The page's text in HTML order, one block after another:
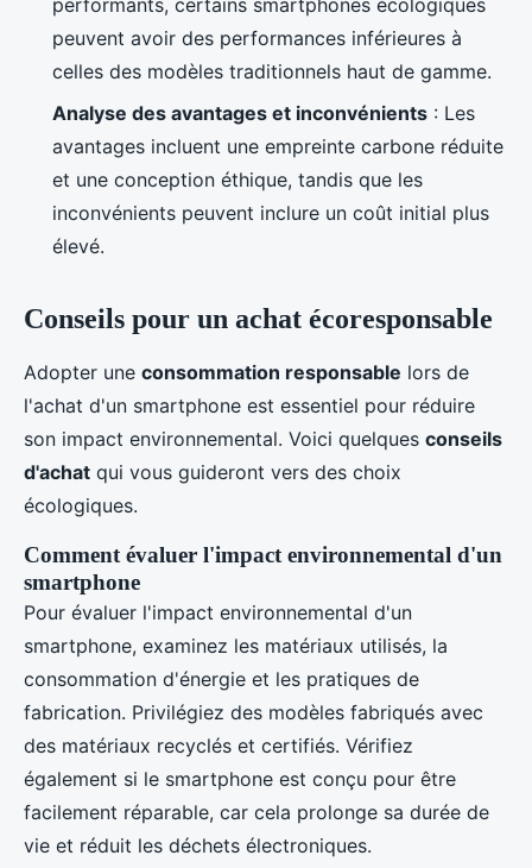
performants, certains smartphones écologiques
peuvent avoir des performances inférieures à
celles des modèles traditionnels haut de gamme.
Analyse des avantages et inconvénients : Les
avantages incluent une empreinte carbone réduite
et une conception éthique, tandis que les
inconvénients peuvent inclure un coût initial plus
élevé.
Conseils pour un achat écoresponsable
Adopter une consommation responsable lors de
l'achat d'un smartphone est essentiel pour réduire
son impact environnemental. Voici quelques conseils
d'achat qui vous guideront vers des choix
écologiques.
Comment évaluer l'impact environnemental d'un
smartphone
Pour évaluer l'impact environnemental d'un
smartphone, examinez les matériaux utilisés, la
consommation d'énergie et les pratiques de
fabrication. Privilégiez des modèles fabriqués avec
des matériaux recyclés et certifiés. Vérifiez
également si le smartphone est conçu pour être
facilement réparable, car cela prolonge sa durée de
vie et réduit les déchets électroniques.